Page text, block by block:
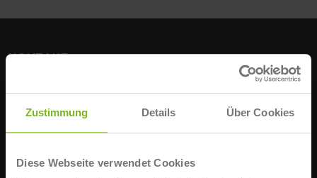
Zustimmung Details Über Cookies
Diese Webseite verwendet Cookies
KONTAKT
D-40233 Düsseldorf